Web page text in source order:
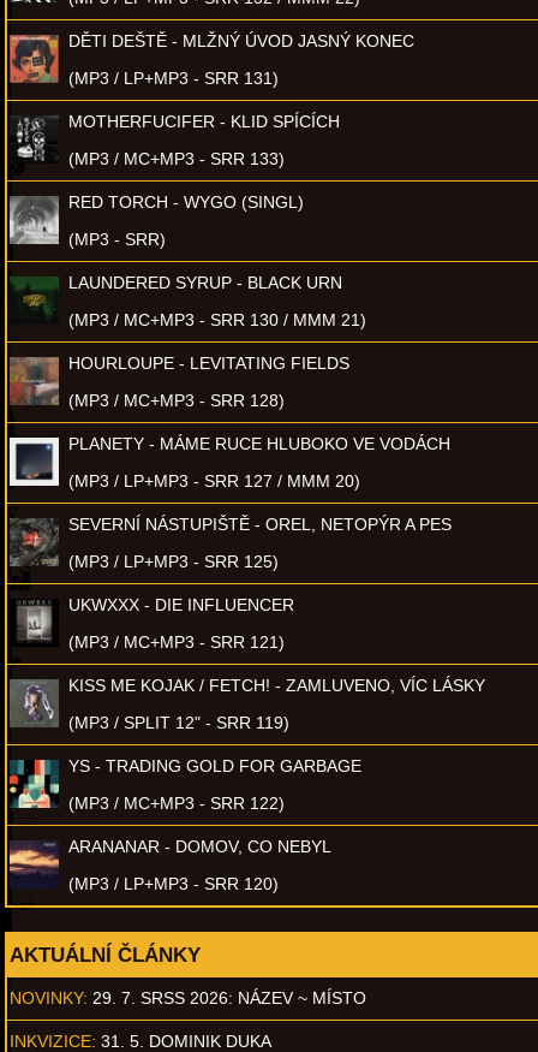
DĚTI DEŠTĚ - MLŽNÝ ÚVOD JASNÝ KONEC
(MP3 / LP+MP3 - SRR 131)
MOTHERFUCIFER - KLID SPÍCÍCH
(MP3 / MC+MP3 - SRR 133)
RED TORCH - WYGO (SINGL)
(MP3 - SRR)
LAUNDERED SYRUP - BLACK URN
(MP3 / MC+MP3 - SRR 130 / MMM 21)
HOURLOUPE - LEVITATING FIELDS
(MP3 / MC+MP3 - SRR 128)
PLANETY - MÁME RUCE HLUBOKO VE VODÁCH
(MP3 / LP+MP3 - SRR 127 / MMM 20)
SEVERNÍ NÁSTUPIŠTĚ - OREL, NETOPÝR A PES
(MP3 / LP+MP3 - SRR 125)
UKWXXX - DIE INFLUENCER
(MP3 / MC+MP3 - SRR 121)
KISS ME KOJAK / FETCH! - ZAMLUVENO, VÍC LÁSKY
(MP3 / SPLIT 12" - SRR 119)
YS - TRADING GOLD FOR GARBAGE
(MP3 / MC+MP3 - SRR 122)
ARANANAR - DOMOV, CO NEBYL
(MP3 / LP+MP3 - SRR 120)
AKTUÁLNÍ ČLÁNKY
NOVINKY: 29. 7. SRSS 2026: NÁZEV ~ MÍSTO
INKVIZICE: 31. 5. DOMINIK DUKA